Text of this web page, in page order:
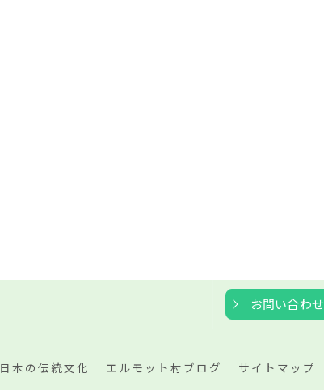
お問い合わせ
日本の伝統文化 エルモット村ブログ サイトマップ